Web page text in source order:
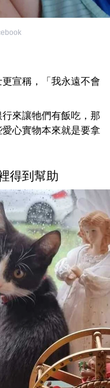
宣稱，「我永遠不會
行來讓牠們有飯吃，那
心實物本來就是要拿
得到幫助